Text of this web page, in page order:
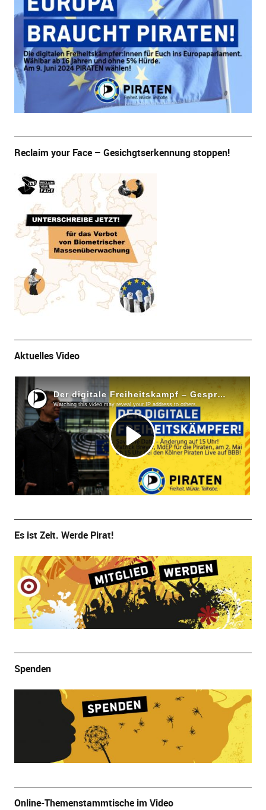
Reclaim your Face – Gesichgtserkennung stoppen!
Aktuelles Video
Es ist Zeit. Werde Pirat!
Spenden
Online-Themenstammtische im Video